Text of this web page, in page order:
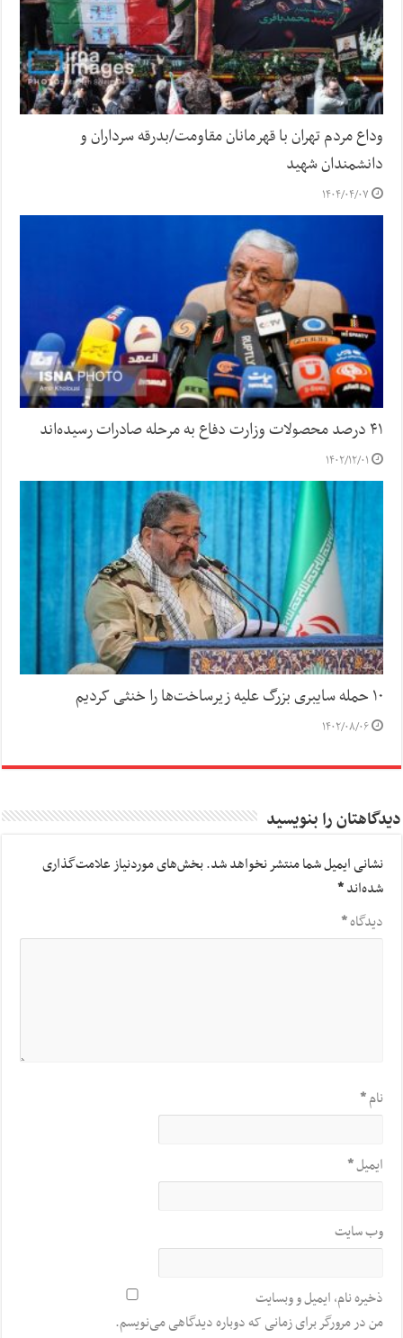
وداع مردم تهران با قهرمانان مقاومت/بدرقه سرداران و
دانشمندان شهید
۱۴۰۴/۰۴/۰۷
۴۱ درصد محصولات وزارت دفاع به مرحله صادرات رسیده‌اند
۱۴۰۲/۱۲/۰۱
۱۰ حمله سایبری بزرگ علیه زیرساخت‌ها را خنثی کردیم
۱۴۰۲/۰۸/۰۶
دیدگاهتان را بنویسید
نشانی ایمیل شما منتشر نخواهد شد.بخش‌های موردنیاز علامت‌گذاری
شده‌اند*
دیدگاه*
نام*
ایمیل*
وب‌ سایت
ذخیره نام، ایمیل و وبسایت
من در مرورگر برای زمانی که دوباره دیدگاهی می‌نویسم.